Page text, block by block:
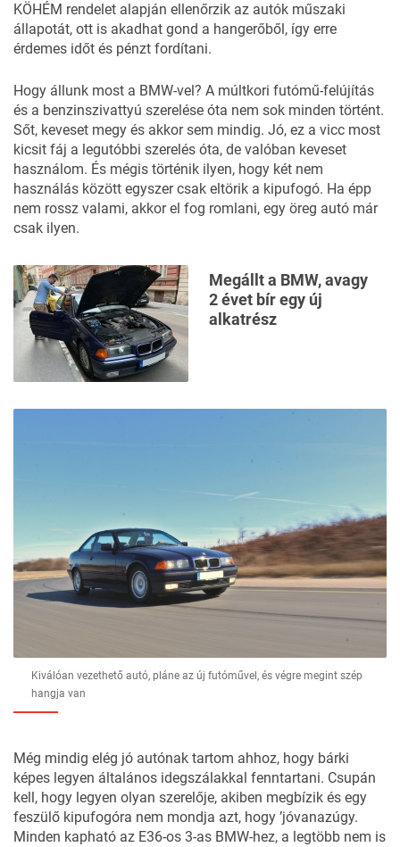
KÖHÉM rendelet alapján ellenőrzik az autók műszaki
állapotát, ott is akadhat gond a hangerőből, így erre
érdemes időt és pénzt fordítani.
Hogy állunk most a BMW-vel? A múltkori futómű-felújítás
és a benzinszivattyú szerelése óta nem sok minden történt.
Sőt, keveset megy és akkor sem mindig. Jó, ez a vicc most
kicsit fáj a legutóbbi szerelés óta, de valóban keveset
használom. És mégis történik ilyen, hogy két nem
használás között egyszer csak eltörik a kipufogó. Ha épp
nem rossz valami, akkor el fog romlani, egy öreg autó már
csak ilyen.
Megállt a BMW, avagy
2 évet bír egy új
alkatrész
Kiválóan vezethető autó, pláne az új futóművel, és végre megint szép
hangja van
Még mindig elég jó autónak tartom ahhoz, hogy bárki
képes legyen általános idegszálakkal fenntartani. Csupán
kell, hogy legyen olyan szerelője, akiben megbízik és egy
feszülő kipufogóra nem mondja azt, hogy ’jóvanazúgy.
Minden kapható az E36-os 3-as BMW-hez, a legtöbb nem is